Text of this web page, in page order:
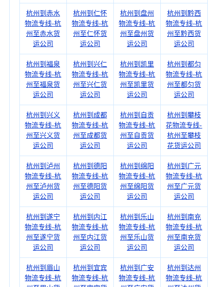
杭州到赤水
物流专线-杭
州至赤水货
运公司
杭州到仁怀
物流专线-杭
州至仁怀货
运公司
杭州到盘州
物流专线-杭
州至盘州货
运公司
杭州到黔西
物流专线-杭
州至黔西货
运公司
杭州到福泉
物流专线-杭
州至福泉货
运公司
杭州到兴仁
物流专线-杭
州至兴仁货
运公司
杭州到凯里
物流专线-杭
州至凯里货
运公司
杭州到都匀
物流专线-杭
州至都匀货
运公司
杭州到兴义
物流专线-杭
州至兴义货
运公司
杭州到成都
物流专线-杭
州至成都货
运公司
杭州到自贡
物流专线-杭
州至自贡货
运公司
杭州到攀枝
花物流专线-
杭州至攀枝
花货运公司
杭州到泸州
物流专线-杭
州至泸州货
运公司
杭州到德阳
物流专线-杭
州至德阳货
运公司
杭州到绵阳
物流专线-杭
州至绵阳货
运公司
杭州到广元
物流专线-杭
州至广元货
运公司
杭州到遂宁
物流专线-杭
州至遂宁货
运公司
杭州到内江
物流专线-杭
州至内江货
运公司
杭州到乐山
物流专线-杭
州至乐山货
运公司
杭州到南充
物流专线-杭
州至南充货
运公司
杭州到眉山
物流专线-杭
杭州到宜宾
物流专线-杭
杭州到广安
物流专线-杭
杭州到达州
物流专线-杭